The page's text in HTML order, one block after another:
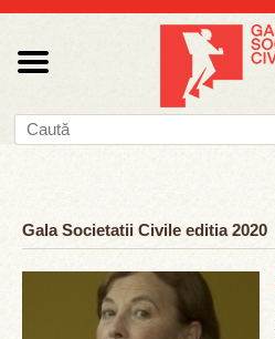
Gala Societatii Civile editia 2020